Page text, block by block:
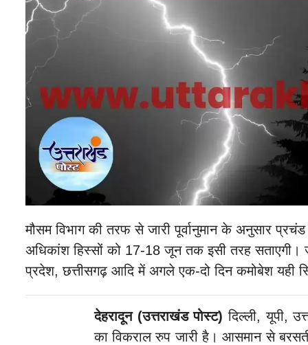
मौसम विभाग की तरफ से जारी पूर्वानुमान के अनुसार
अधिकांश हिस्सों को 17-18 जून तक इसी तरह सताएगी।
प्रदेश, छत्तीसगढ़ आदि में अगले एक-दो दिन कमोबेश यही
देहरादून (उत्तराखंड पोस्ट)दिल्ली, यूपी,
का विकराल रुप जारी है। आसमान से